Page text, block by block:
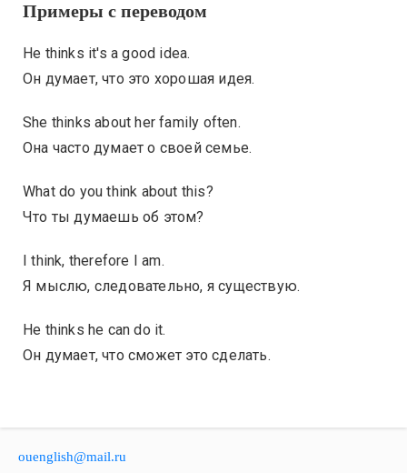
Примеры с переводом
He thinks it's a good idea.
Он думает, что это хорошая идея.
She thinks about her family often.
Она часто думает о своей семье.
What do you think about this?
Что ты думаешь об этом?
I think, therefore I am.
Я мыслю, следовательно, я существую.
He thinks he can do it.
Он думает, что сможет это сделать.
ouenglish@mail.ru